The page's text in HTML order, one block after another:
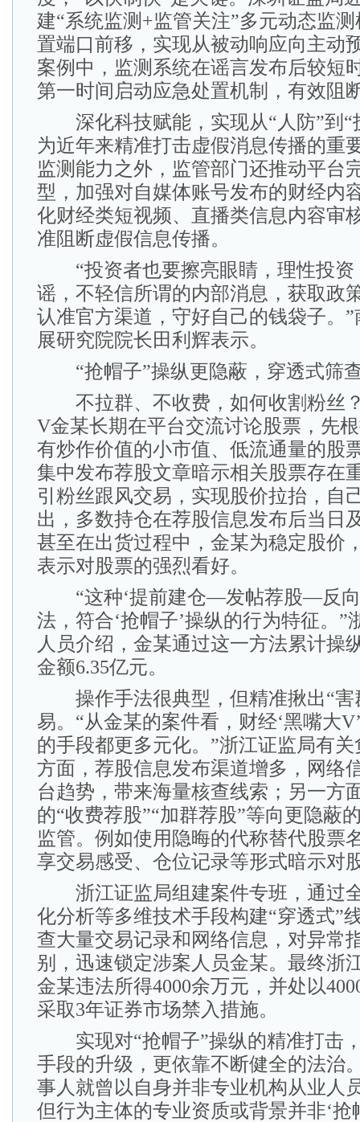
建“系统监测+监管关注”多元动态监
置端口前移，实现从被动响应向主动
案例中，监测系统在谣言发布后较短
第一时间启动应急处置机制，有效阻
深化科技赋能，实现从“人防”到“
为近年来精准打击虚假消息传播的重
监测能力之外，监管部门还推动平台
型，加强对自媒体账号发布的财经内
化财经类短视频、直播类信息内容审
准阻断虚假信息传播。
“投资者也要擦亮眼睛，理性投资
谣，不轻信所谓的内部消息，获取政
认准官方渠道，守好自己的钱袋子。
展研究院院长田利辉表示。
“抢帽子”操纵更隐蔽，穿透式筛
不拉群、不收费，如何收割粉丝
V金某长期在平台交流讨论股票，先
有炒作价值的小市值、低流通量的股
集中发布荐股文章暗示相关股票存在
引粉丝跟风交易，实现股价拉抬，自
出，多数持仓在荐股信息发布后当日
甚至在出货过程中，金某为稳定股价
表示对股票的强烈看好。
“这种‘提前建仓—发帖荐股—反向
法，符合‘抢帽子’操纵的行为特征。”
人员介绍，金某通过这一方法累计操
金额6.35亿元。
操作手法很典型，但精准揪出“害
易。“从金某的案件看，财经‘黑嘴大
的手段都更多元化。”浙江证监局有
方面，荐股信息发布渠道增多，网络
台趋势，带来海量核查线索；另一方
的“收费荐股”“加群荐股”等向更隐蔽
监管。例如使用隐晦的代称替代股票
享交易感受、仓位记录等形式暗示对
浙江证监局组建案件专班，通过
化分析等多维技术手段构建“穿透式”
查大量交易记录和网络信息，对异常
别，迅速锁定涉案人员金某。最终浙
金某违法所得4000余万元，并处以
采取3年证券市场禁入措施。
实现对“抢帽子”操纵的精准打击
手段的升级，更依靠不断健全的法治
事人就曾以自身并非专业机构从业人
但行为主体的专业资质或背景并非‘抢